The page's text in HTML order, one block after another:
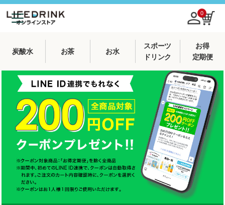
0
炭酸水 お茶 お水
スポーツ
ドリンク
お得
定期便